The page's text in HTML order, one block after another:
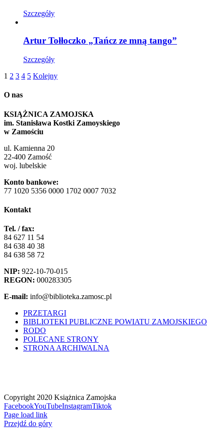
Szczegóły
Artur Tołłoczko „Tańcz ze mną tango”
Szczegóły
1 2 3 4 5 Kolejny
O nas
KSIĄŻNICA ZAMOJSKA
im. Stanisława Kostki Zamoyskiego
w Zamościu
ul. Kamienna 20
22-400 Zamość
woj. lubelskie
Konto bankowe:
77 1020 5356 0000 1702 0007 7032
Kontakt
Tel. / fax:
84 627 11 54
84 638 40 38
84 638 58 72
NIP: 922-10-70-015
REGON: 000283305
E-mail: info@biblioteka.zamosc.pl
PRZETARGI
BIBLIOTEKI PUBLICZNE POWIATU ZAMOJSKIEGO
RODO
POLECANE STRONY
STRONA ARCHIWALNA
Copyright 2020 Książnica Zamojska
FacebookYouTubeInstagramTiktok
Page load link
Przejdź do góry